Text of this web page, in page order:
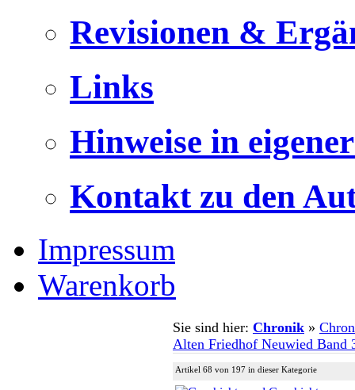
Revisionen &
Links
Hinweise in
Kontakt zu den
Impressum
Warenkorb
Sie sind hier: Chronik »
Alten Friedhof Neuwied Band
Artikel 68 von 197 in dieser Kategorie